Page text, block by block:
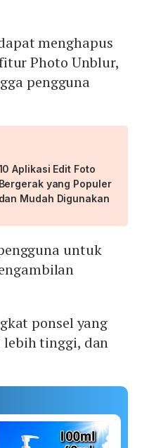
menghapus
Photo Unblur,
pengguna
Aplikasi Edit Foto
Bergerak yang Populer
dan Mudah Digunakan
untuk
ponsel yang
lebih tinggi, dan